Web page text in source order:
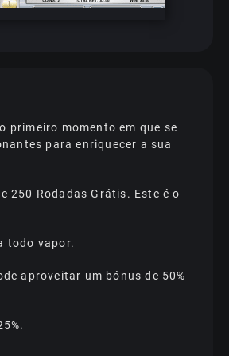
primeiro momento em que se
para enriquecer a sua
250 Rodadas Grátis. Este é o
todo vapor.
aproveitar um bónus de 50%